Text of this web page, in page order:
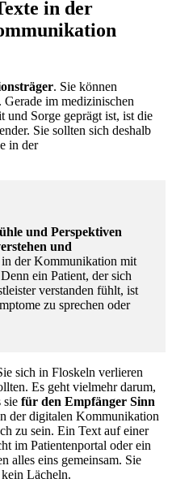
in der
. Sie können
im medizinischen
Sorge geprägt ist, ist die
Sie sollten sich deshalb
in der
und Perspektiven
und
in der Kommunikation mit
ein Patient, der sich
verstanden fühlt, ist
zu sprechen oder
sich in Floskeln verlieren
Es geht vielmehr darum,
sie für den Empfänger Sinn
der digitalen Kommunikation
zu sein. Ein Text auf einer
im Patientenportal oder ein
alles eins gemeinsam. Sie
Lächeln.